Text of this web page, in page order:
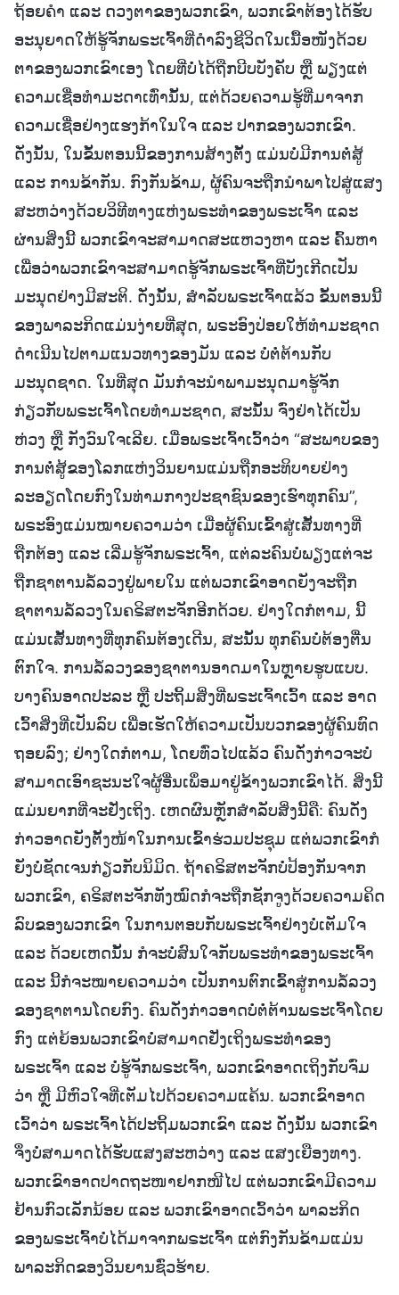
ຖ້ອຍຄໍາ ແລະ ດວງຕາຂອງພວກເຂົາ, ພວກເຂົາຕ້ອງໄດ້ຮັບ
ອະນຸຍາດໃຫ້ຮູ້ຈັກພຣະເຈົ້າທີ່ດໍາລົງຊີວິດໃນເນື້ອໜັງດ້ວຍ
ຕາຂອງພວກເຂົາເອງ ໂດຍທີ່ບໍ່ໄດ້ຖືກບີບບັງຄັບ ຫຼື ພຽງແຕ່
ຄວາມເຊື່ອທໍາມະດາເທົ່ານັ້ນ, ແຕ່ດ້ວຍຄວາມຮູ້ທີ່ມາຈາກ
ຄວາມເຊື່ອຢ່າງແຮງກ້າໃນໃຈ ແລະ ປາກຂອງພວກເຂົາ.
ດັ່ງນັ້ນ, ໃນຂັ້ນຕອນນີ້ຂອງການສ້າງຕັ້ງ ແມ່ນບໍ່ມີການຕໍ່ສູ້
ແລະ ການຂ້າກັນ. ກົງກັນຂ້າມ, ຜູ້ຄົນຈະຖືກນໍາພາໄປສູ່ແສງ
ສະຫວ່າງດ້ວຍວິທີທາງແຫ່ງພຣະທໍາຂອງພຣະເຈົ້າ ແລະ
ຜ່ານສິ່ງນີ້ ພວກເຂົາຈະສາມາດສະແຫວງຫາ ແລະ ຄົ້ນຫາ
ເພື່ອວ່າພວກເຂົາຈະສາມາດຮູ້ຈັກພຣະເຈົ້າທີ່ບັງເກີດເປັນ
ມະນຸດຢ່າງມີສະຕິ. ດັ່ງນັ້ນ, ສໍາລັບພຣະເຈົ້າແລ້ວ ຂັ້ນຕອນນີ້
ຂອງພາລະກິດແມ່ນງ່າຍທີ່ສຸດ, ພຣະອົງປ່ອຍໃຫ້ທໍາມະຊາດ
ດໍາເນີນໄປຕາມແນວທາງຂອງມັນ ແລະ ບໍ່ຕໍ່ຕ້ານກັບ
ມະນຸດຊາດ. ໃນທີ່ສຸດ ມັນກໍຈະນໍາພາມະນຸດມາຮູ້ຈັກ
ກ່ຽວກັບພຣະເຈົ້າໂດຍທໍາມະຊາດ, ສະນັ້ນ ຈົ່ງຢ່າໄດ້ເປັນ
ຫ່ວງ ຫຼື ກັງວົນໃຈເລີຍ. ເມື່ອພຣະເຈົ້າເວົ້າວ່າ “ສະພາບຂອງ
ການຕໍ່ສູ້ຂອງໂລກແຫ່ງວິນຍານແມ່ນຖືກອະທິບາຍຢ່າງ
ລະອຽດໂດຍກົງໃນທ່າມກາງປະຊາຊົນຂອງເຮົາທຸກຄົນ”,
ພຣະອົງແມ່ນໝາຍຄວາມວ່າ ເມື່ອຜູ້ຄົນເຂົ້າສູ່ເສັ້ນທາງທີ່
ຖືກຕ້ອງ ແລະ ເລີ່ມຮູ້ຈັກພຣະເຈົ້າ, ແຕ່ລະຄົນບໍ່ພຽງແຕ່ຈະ
ຖືກຊາຕານລໍ້ລວງຢູ່ພາຍໃນ ແຕ່ພວກເຂົາອາດຍັງຈະຖືກ
ຊາຕານລໍ້ລວງໃນຄຣິສຕະຈັກອີກດ້ວຍ. ຢ່າງໃດກໍຕາມ, ນີ້
ແມ່ນເສັ້ນທາງທີ່ທຸກຄົນຕ້ອງເດີນ, ສະນັ້ນ ທຸກຄົນບໍ່ຕ້ອງຕື່ນ
ຕົກໃຈ. ການລໍ້ລວງຂອງຊາຕານອາດມາໃນຫຼາຍຮູບແບບ.
ບາງຄົນອາດປະລະ ຫຼື ປະຖິ້ມສິ່ງທີ່ພຣະເຈົ້າເວົ້າ ແລະ ອາດ
ເວົ້າສິ່ງທີ່ເປັນລົບ ເພື່ອເຮັດໃຫ້ຄວາມເປັນບວກຂອງຜູ້ຄົນທົດ
ຖອຍລົງ; ຢ່າງໃດກໍຕາມ, ໂດຍທົ່ວໄປແລ້ວ ຄົນດັ່ງກ່າວຈະບໍ່
ສາມາດເອົາຊະນະໃຈຜູ້ອື່ນເພຶ່ອມາຢູ່ຂ້າງພວກເຂົາໄດ້. ສິ່ງນີ້
ແມ່ນຍາກທີ່ຈະຢັ່ງເຖິງ. ເຫດຜົນຫຼັກສໍາລັບສິ່ງນີ້ຄື: ຄົນດັ່ງ
ກ່າວອາດຍັງຕັ້ງໜ້າໃນການເຂົ້າຮ່ວມປະຊຸມ ແຕ່ພວກເຂົາກໍ
ຍັງບໍ່ຊັດເຈນກ່ຽວກັບນິມິດ. ຖ້າຄຣິສຕະຈັກບໍ່ປ້ອງກັນຈາກ
ພວກເຂົາ, ຄຣິສຕະຈັກທັງໝົດກໍຈະຖືກຊັກຈູງດ້ວຍຄວາມຄິດ
ລົບຂອງພວກເຂົາ ໃນການຕອບກັບພຣະເຈົ້າຢ່າງບໍ່ເຕັມໃຈ
ແລະ ດ້ວຍເຫດນັ້ນ ກໍຈະບໍ່ສົນໃຈກັບພຣະທໍາຂອງພຣະເຈົ້າ
ແລະ ນີ້ກໍຈະໝາຍຄວາມວ່າ ເປັນການຕົກເຂົ້າສູ່ການລໍ້ລວງ
ຂອງຊາຕານໂດຍກົງ. ຄົນດັ່ງກ່າວອາດບໍ່ຕໍ່ຕ້ານພຣະເຈົ້າໂດຍ
ກົງ ແຕ່ຍ້ອນພວກເຂົາບໍ່ສາມາດຢັ່ງເຖິງພຣະທໍາຂອງ
ພຣະເຈົ້າ ແລະ ບໍ່ຮູ້ຈັກພຣະເຈົ້າ, ພວກເຂົາອາດເຖິງກັບຈົ່ມ
ວ່າ ຫຼື ມີຫົວໃຈທີ່ເຕັມໄປດ້ວຍຄວາມແຄ້ນ. ພວກເຂົາອາດ
ເວົ້າວ່າ ພຣະເຈົ້າໄດ້ປະຖິ້ມພວກເຂົາ ແລະ ດັ່ງນັ້ນ ພວກເຂົາ
ຈຶ່ງບໍ່ສາມາດໄດ້ຮັບແສງສະຫວ່າງ ແລະ ແສງເຍືອງທາງ.
ພວກເຂົາອາດປາດຖະໜາຢາກໜີໄປ ແຕ່ພວກເຂົາມີຄວາມ
ຢ້ານກົວເລັກນ້ອຍ ແລະ ພວກເຂົາອາດເວົ້າວ່າ ພາລະກິດ
ຂອງພຣະເຈົ້າບໍ່ໄດ້ມາຈາກພຣະເຈົ້າ ແຕ່ກົງກັນຂ້າມແມ່ນ
ພາລະກິດຂອງວິນຍານຊົ່ວຮ້າຍ.